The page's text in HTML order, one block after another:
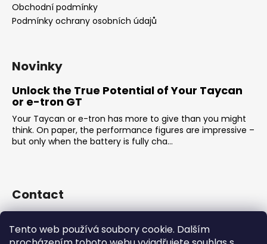
Tento web používá soubory cookie. Dalším
Obchodní podmínky
Podmínky ochrany osobních údajů
Novinky
Unlock the True Potential of Your Taycan
or e-tron GT
Your Taycan or e-tron has more to give than you might
think. On paper, the performance figures are impressive –
but only when the battery is fully cha...
Contact
728737662